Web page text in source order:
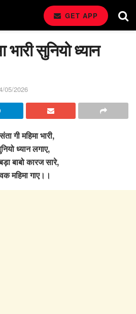
GET APP
सुनियो ध्यान
05/2026
गी महिमा भारी,
ध्यान लगाए,
बाबो कारज सारे,
महिमा गाए।।